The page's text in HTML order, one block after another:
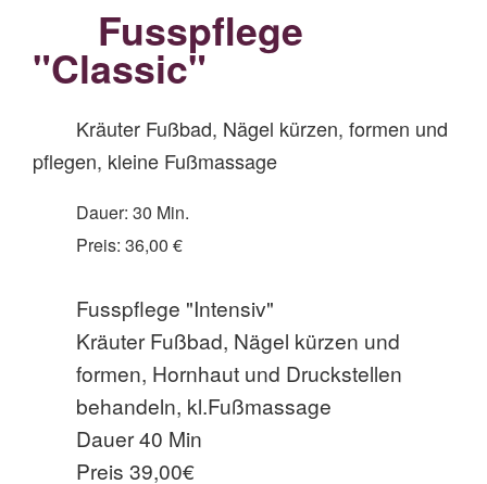
Fusspflege
"Classic"
Kräuter Fußbad, Nägel kürzen, formen und
pflegen, kleine Fußmassage
Dauer: 30 Min.
Preis: 36,00 €
Fusspflege "Intensiv"
Kräuter Fußbad, Nägel kürzen und
formen, Hornhaut und Druckstellen
behandeln, kl.Fußmassage
Dauer 40 Min
Preis 39,00€